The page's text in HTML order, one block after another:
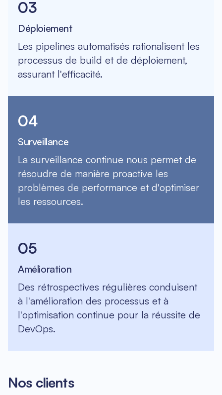
03
Déploiement
Les pipelines automatisés rationalisent les
processus de build et de déploiement,
assurant l'efficacité.
04
Surveillance
La surveillance continue nous permet de
résoudre de manière proactive les
problèmes de performance et d'optimiser
les ressources.
05
Amélioration
Des rétrospectives régulières conduisent
à l'amélioration des processus et à
l'optimisation continue pour la réussite de
DevOps.
Nos clients